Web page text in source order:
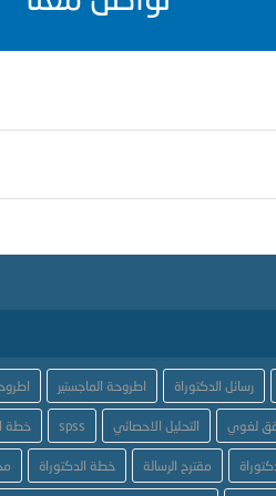
رسائل الدكتوراة اطروحة الماجستير
لغوي التحليل الاحصائي spss خطة
مقترح الرسالة خطة الدكتوراة